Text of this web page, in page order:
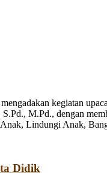
kegiatan
M.Pd., dengan
Anak, Lindungi Anak,
Didik